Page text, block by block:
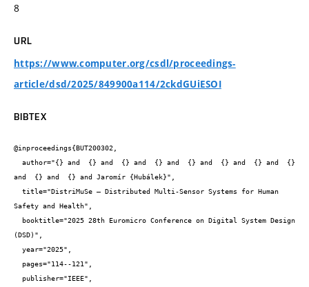
8
URL
https://www.computer.org/csdl/proceedings-
article/dsd/2025/849900a114/2ckdGUiESOI
BIBTEX
@inproceedings{BUT200302,
and  {} and  {} and Jaromír {Hubálek}",
Safety and Health",
(DSD)",